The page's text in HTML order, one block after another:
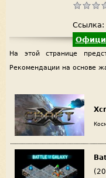
Ссылка:
На этой странице
Рекомендации на основе